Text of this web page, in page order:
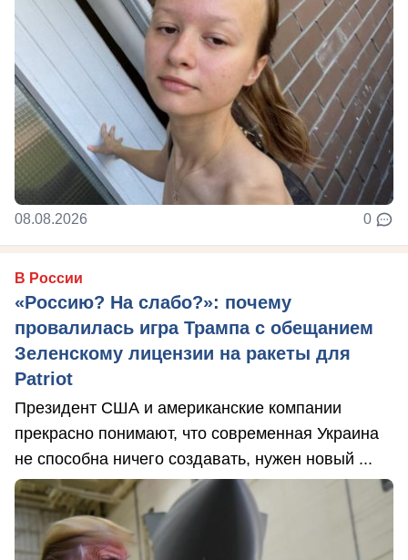
08.08.2026 0
В России
«Россию? На слабо?»: почему
провалилась игра Трампа с обещанием
Зеленскому лицензии на ракеты для
Patriot
Президент США и американские компании
прекрасно понимают, что современная Украина
не способна ничего создавать, нужен новый ...